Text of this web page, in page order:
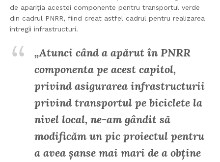
de apariția acestei componente pentru transportul verde
din cadrul PNRR, fiind creat astfel cadrul pentru realizarea
întregii infrastructuri.
„Atunci când a apărut în PNRR
componenta pe acest capitol,
privind asigurarea infrastructurii
privind transportul pe biciclete la
nivel local, ne-am gândit să
modificăm un pic proiectul pentru
a avea șanse mai mari de a obține